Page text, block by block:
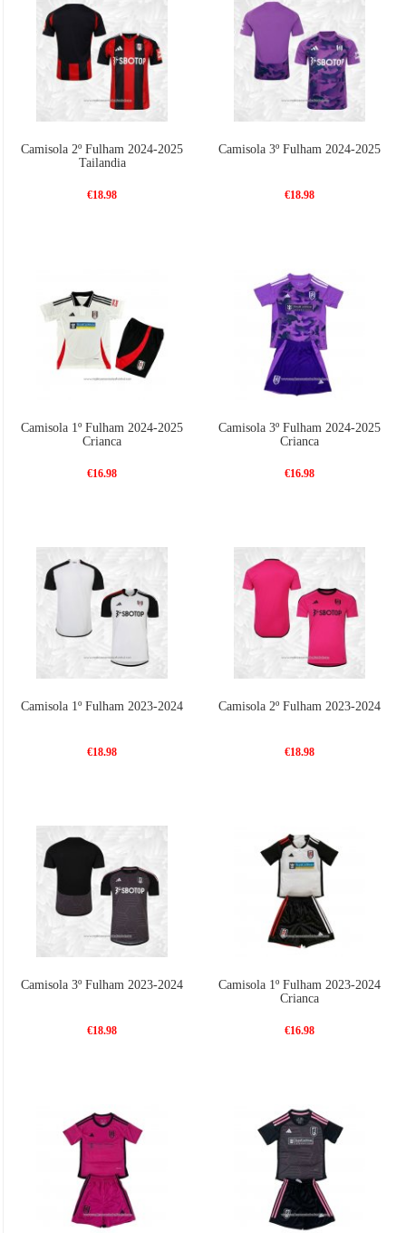
Camisola 2º Fulham 2024-2025
Tailandia
€18.98
Camisola 3º Fulham 2024-2025
€18.98
Camisola 1º Fulham 2024-2025
Crianca
€16.98
Camisola 3º Fulham 2024-2025
Crianca
€16.98
Camisola 1º Fulham 2023-2024
€18.98
Camisola 2º Fulham 2023-2024
€18.98
Camisola 3º Fulham 2023-2024
€18.98
Camisola 1º Fulham 2023-2024
Crianca
€16.98